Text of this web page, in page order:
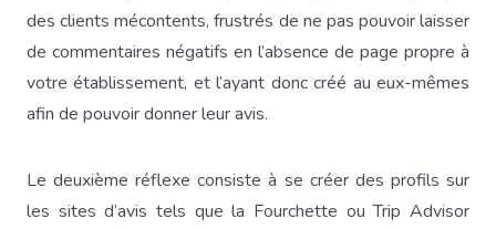
des clients mécontents, frustrés de ne pas pouvoir laisser
de commentaires négatifs en l’absence de page propre à
votre établissement, et l’ayant donc créé au eux-mêmes
afin de pouvoir donner leur avis.
Le deuxième réflexe consiste à se créer des profils sur
les sites d’avis tels que la Fourchette ou Trip Advisor